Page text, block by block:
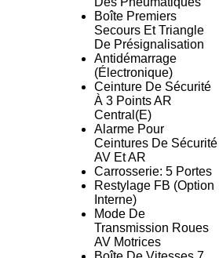
Boîte Premiers
Secours Et Triangle
De Présignalisation
Antidémarrage
(Électronique)
Ceinture De Sécurité
À 3 Points AR
Central(E)
Alarme Pour
Ceintures De Sécurité
AV Et AR
Carrosserie: 5 Portes
Restylage FB (Option
Interne)
Mode De
Transmission Roues
AV Motrices